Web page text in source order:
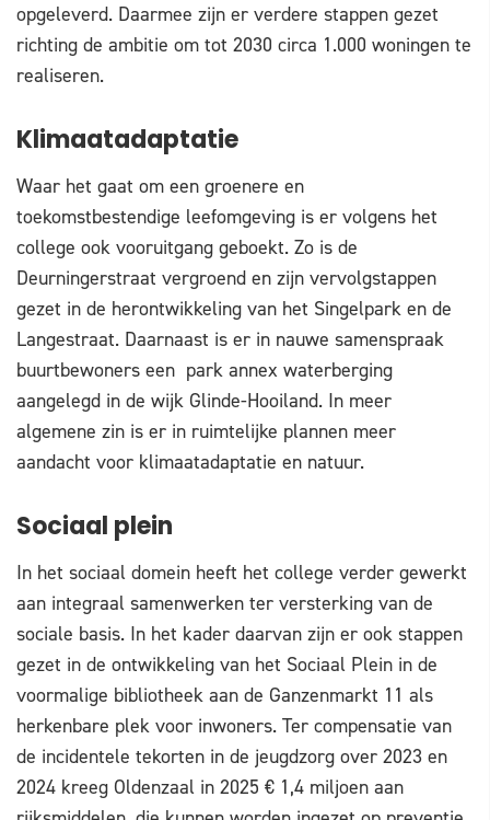
opgeleverd. Daarmee zijn er verdere stappen gezet
richting de ambitie om tot 2030 circa 1.000 woningen te
realiseren.
Klimaatadaptatie
Waar het gaat om een groenere en
toekomstbestendige leefomgeving is er volgens het
college ook vooruitgang geboekt. Zo is de
Deurningerstraat vergroend en zijn vervolgstappen
gezet in de herontwikkeling van het Singelpark en de
Langestraat. Daarnaast is er in nauwe samenspraak
buurtbewoners een park annex waterberging
aangelegd in de wijk Glinde-Hooiland. In meer
algemene zin is er in ruimtelijke plannen meer
aandacht voor klimaatadaptatie en natuur.
Sociaal plein
In het sociaal domein heeft het college verder gewerkt
aan integraal samenwerken ter versterking van de
sociale basis. In het kader daarvan zijn er ook stappen
gezet in de ontwikkeling van het Sociaal Plein in de
voormalige bibliotheek aan de Ganzenmarkt 11 als
herkenbare plek voor inwoners. Ter compensatie van
de incidentele tekorten in de jeugdzorg over 2023 en
2024 kreeg Oldenzaal in 2025 € 1,4 miljoen aan